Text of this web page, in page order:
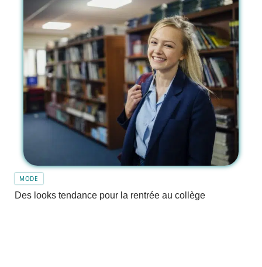
MODE
Des looks tendance pour la rentrée au collège